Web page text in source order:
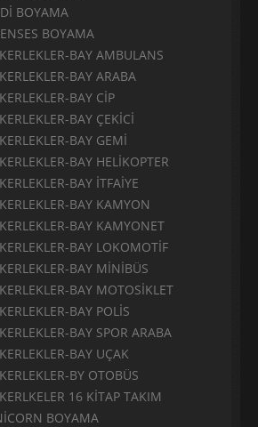
BOYAMA
BOYAMA
BAY AMBULANS
BAY ARABA
BAY CİP
BAY ÇEKİCİ
BAY GEMİ
BAY HELİKOPTER
BAY İTFAİYE
BAY KAMYON
BAY KAMYONET
BAY LOKOMOTİF
BAY MİNİBÜS
BAY MOTOSİKLET
BAY POLİS
BAY SPOR ARABA
BAY UÇAK
BY OTOBÜS
16 KİTAP TAKIM
BOYAMA